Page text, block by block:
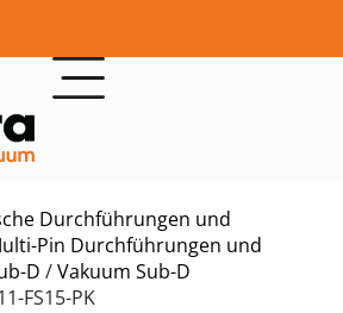
Durchführungen und
Pin Durchführungen und
D /Vakuum Sub-D
FS15-PK